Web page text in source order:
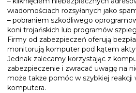
wiadomościach rozsyłanych jako
– pobraniem szkodliwego
koni trojańskich lub programów
Firmy od zabezpieczeń oferują
monitorują komputer pod kątem
Jednak zalecamy korzystając z
zabezpieczenie i zwracać uwagę na
może także pomóc w szybkiej reakcji
komputera.